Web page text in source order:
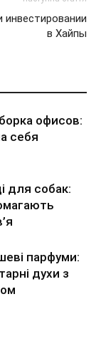
в Хайпы
офисов:
себя
для собак:
парфуми:
духи з